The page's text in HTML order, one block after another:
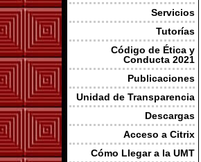
Servicios
Tutorías
Código de Ética y
Conducta 2021
Publicaciones
Unidad de Transparencia
Descargas
Acceso a Citrix
Cómo Llegar a la UMT